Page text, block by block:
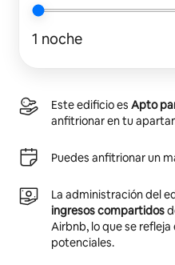
1 noche
Este edificio es Apto
anfitrionar en tu
Puedes anfitrionar un
La administración del
ingresos compartidos
Airbnb, lo que se
potenciales.